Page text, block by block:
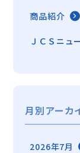
商品紹介
ＪＣＳニュ
月別アーカ
2026年7月